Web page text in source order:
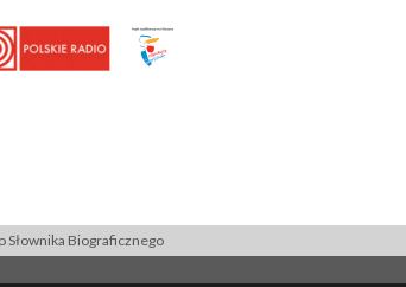
Słownika Biograficznego